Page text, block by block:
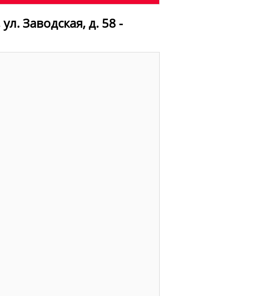
Заводская, д. 58 -